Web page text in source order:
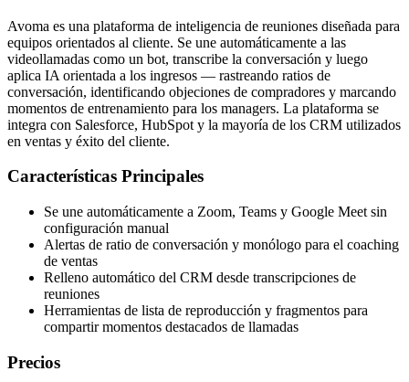
Avoma es una plataforma de inteligencia de reuniones diseñada para
equipos orientados al cliente. Se une automáticamente a las
videollamadas como un bot, transcribe la conversación y luego
aplica IA orientada a los ingresos — rastreando ratios de
conversación, identificando objeciones de compradores y marcando
momentos de entrenamiento para los managers. La plataforma se
integra con Salesforce, HubSpot y la mayoría de los CRM utilizados
en ventas y éxito del cliente.
Características Principales
Se une automáticamente a Zoom, Teams y Google Meet sin
configuración manual
Alertas de ratio de conversación y monólogo para el coaching
de ventas
Relleno automático del CRM desde transcripciones de
reuniones
Herramientas de lista de reproducción y fragmentos para
compartir momentos destacados de llamadas
Precios